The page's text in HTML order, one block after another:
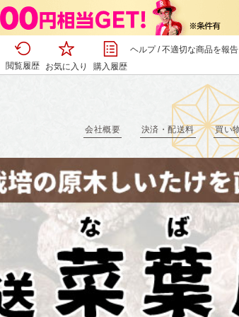
閲覧履歴 お気に入り 購入履歴
ヘルプ/不適切な商品を報告